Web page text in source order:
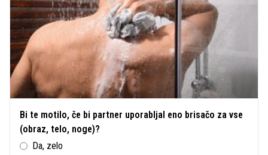
Bi te motilo, če bi partner uporabljal eno brisačo za vse
(obraz, telo, noge)?
Da, zelo